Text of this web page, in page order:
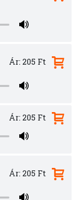
Ár: 205 Ft
Ár: 205 Ft
Ár: 205 Ft